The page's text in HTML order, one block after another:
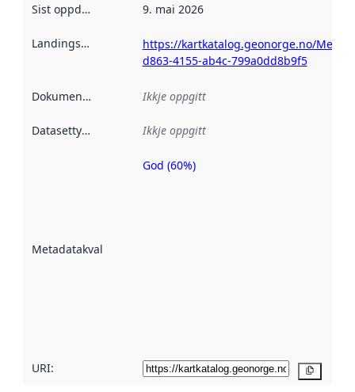
Sist oppdatert 9. mai 2026
Landingsside
https://kartkatalog.geonorge.no/
d863-4155-ab4c-799a0dd8b9f5
Dokumentasjon Ikkje oppgitt
Datasettype Ikkje oppgitt
Metadatakvalitet
Metadatakvalitet
God (60%)
URI: